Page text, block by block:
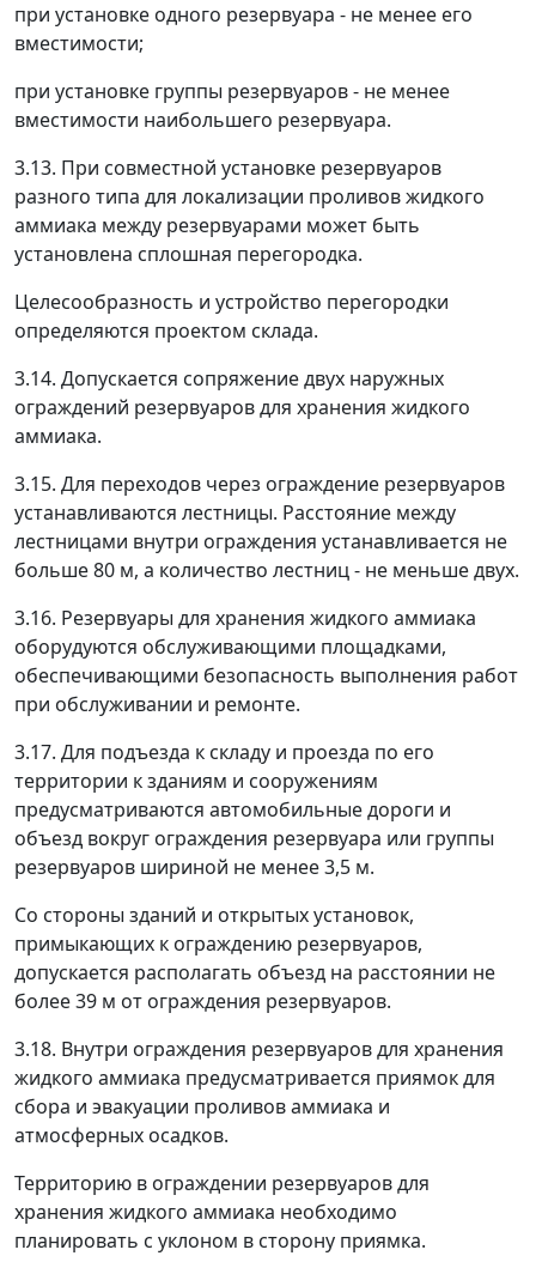
при установке одного резервуара - не менее его
вместимости;
при установке группы резервуаров - не менее
вместимости наибольшего резервуара.
3.13. При совместной установке резервуаров
разного типа для локализации проливов жидкого
аммиака между резервуарами может быть
установлена сплошная перегородка.
Целесообразность и устройство перегородки
определяются проектом склада.
3.14. Допускается сопряжение двух наружных
ограждений резервуаров для хранения жидкого
аммиака.
3.15. Для переходов через ограждение резервуаров
устанавливаются лестницы. Расстояние между
лестницами внутри ограждения устанавливается не
больше 80 м, а количество лестниц - не меньше двух.
3.16. Резервуары для хранения жидкого аммиака
оборудуются обслуживающими площадками,
обеспечивающими безопасность выполнения работ
при обслуживании и ремонте.
3.17. Для подъезда к складу и проезда по его
территории к зданиям и сооружениям
предусматриваются автомобильные дороги и
объезд вокруг ограждения резервуара или группы
резервуаров шириной не менее 3,5 м.
Со стороны зданий и открытых установок,
примыкающих к ограждению резервуаров,
допускается располагать объезд на расстоянии не
более 39 м от ограждения резервуаров.
3.18. Внутри ограждения резервуаров для хранения
жидкого аммиака предусматривается приямок для
сбора и эвакуации проливов аммиака и
атмосферных осадков.
Территорию в ограждении резервуаров для
хранения жидкого аммиака необходимо
планировать с уклоном в сторону приямка.